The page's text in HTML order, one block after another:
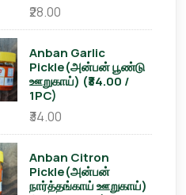
₹28.00
Anban Garlic
Pickle(அன்பன் பூண்டு
ஊறுகாய்) (₹34.00 /
1PC)
₹34.00
Anban Citron
Pickle(அன்பன்
நார்த்தங்காய் ஊறுகாய்)